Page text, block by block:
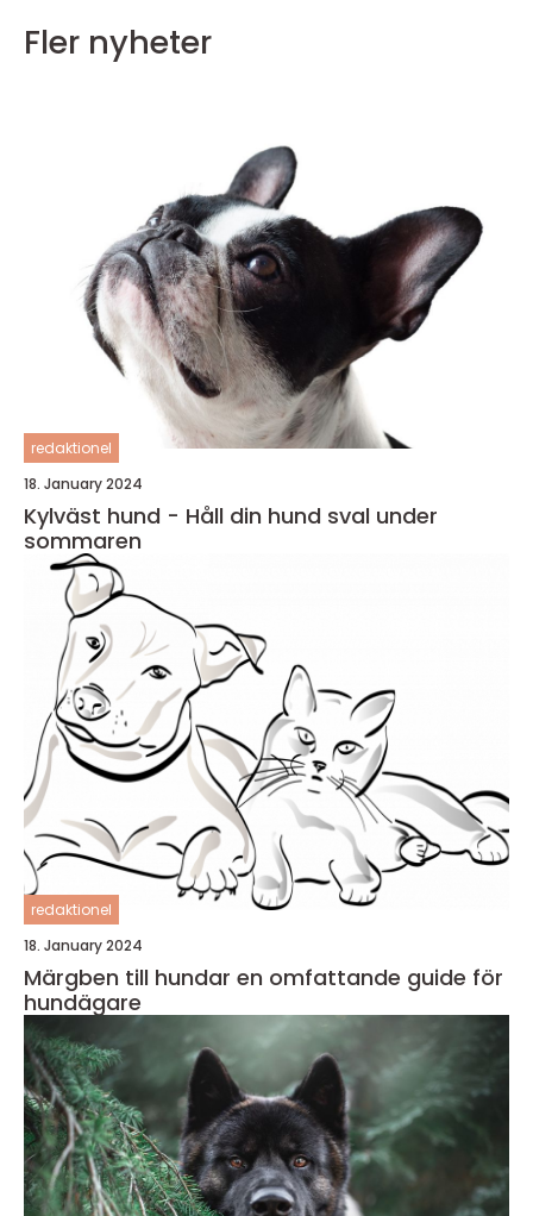
Fler nyheter
redaktionel
18. January 2024
Kylväst hund - Håll din hund sval under
sommaren
redaktionel
18. January 2024
Märgben till hundar en omfattande guide för
hundägare